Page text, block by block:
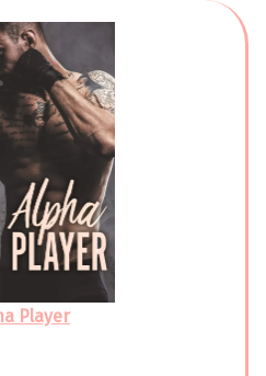
Player